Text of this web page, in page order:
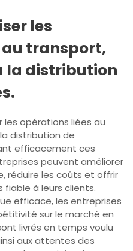
les
transport,
la distribution
les opérations liées au
distribution de
efficacement ces
peuvent améliorer
réduire les coûts et offrir
fiable à leurs clients.
efficace, les entreprises
sur le marché en
livrés en temps voulu
aux attentes des